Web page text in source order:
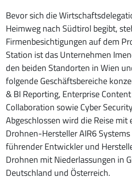
Bevor sich die
Heimweg nach Südtirol begibt,
Firmenbesichtigungen auf dem
Station ist das Unternehmen
den beiden Standorten in Wien
folgende Geschäftsbereiche
& BI Reporting, Enterprise
Collaboration sowie Cyber
Abgeschlossen wird die Reise mit
Drohnen-Hersteller AIR6
führender Entwickler und
Drohnen mit Niederlassungen in
Deutschland und Österreich.